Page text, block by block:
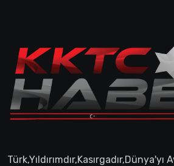
Türk,Yıldırımdır,Kasırgadır,Dünya'yı